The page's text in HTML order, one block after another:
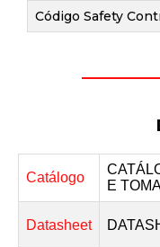
Código Safety
Catálogo
E
Datasheet